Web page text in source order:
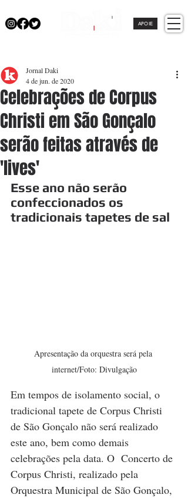
APOIE
Celebrações de Corpus
Christi em São Gonçalo
serão feitas através de
'lives'
Jornal Daki
4 de jun. de 2020
Esse ano não serão
confeccionados os
tradicionais tapetes de sal
Apresentação da orquestra será pela
internet/Foto: Divulgação
Em tempos de isolamento social, o
tradicional tapete de Corpus Christi
de São Gonçalo não será realizado
este ano, bem como demais
celebrações pela data. O  Concerto de
Corpus Christi, realizado pela
Orquestra Municipal de São Gonçalo,